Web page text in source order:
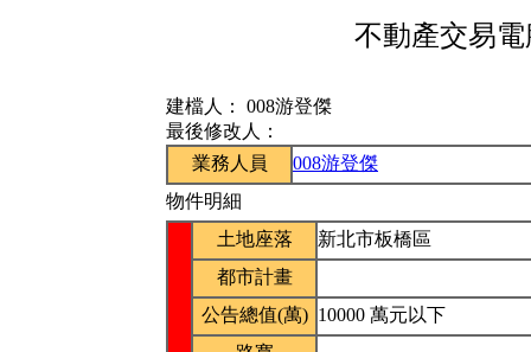
不動產交易
建檔人： 008游登傑
最後修改人：
業務人員
008游登傑
物件明細
土地座落
新北市板橋區
都市計畫
公告總值(萬) 10000 萬元以下